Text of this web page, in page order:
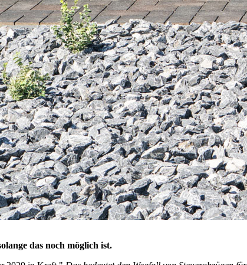
das noch möglich ist.